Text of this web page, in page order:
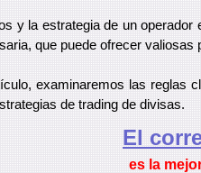
y la estrategia de un
que puede ofrecer
examinaremos las reglas
de trading de divisas.
El
es la